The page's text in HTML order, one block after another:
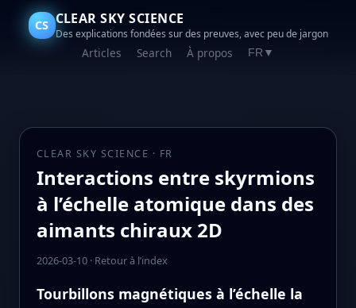
CS CLEAR SKY SCIENCE
Des explications fondées sur des preuves, avec peu de jargon
Articles Search À propos FR ▼
CLEAR SKY SCIENCE · FR
Interactions entre skyrmions
à l’échelle atomique dans des
aimants chiraux 2D
2026-03-10· Retour à l’index
Tourbillons magnétiques à l’échelle la